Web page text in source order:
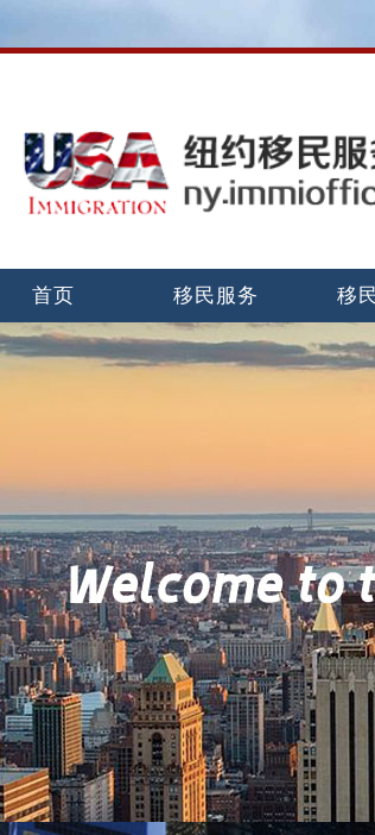
首页 移民服务 移